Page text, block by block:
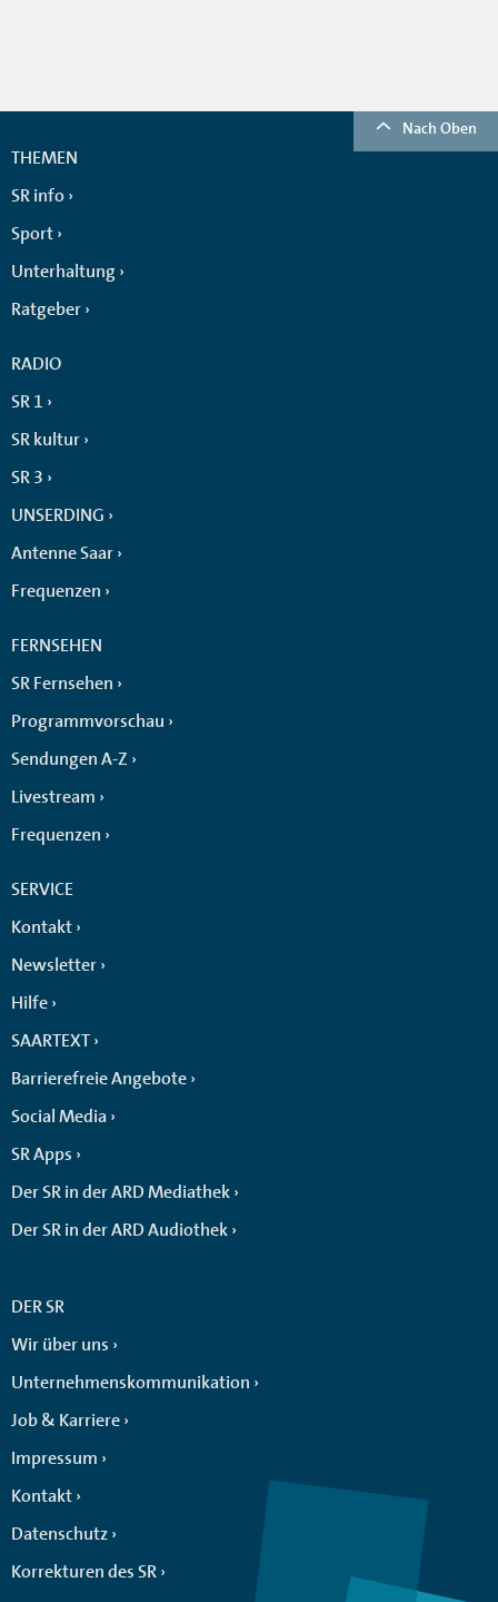
Nach Oben
THEMEN
SR info
Sport
Unterhaltung
Ratgeber
RADIO
SR 1
SR kultur
SR 3
UNSERDING
Antenne Saar
Frequenzen
FERNSEHEN
SR Fernsehen
Programmvorschau
Sendungen A-Z
Livestream
Frequenzen
SERVICE
Kontakt
Newsletter
Hilfe
SAARTEXT
Barrierefreie Angebote
Social Media
SR Apps
Der SR in der ARD Mediathek
Der SR in der ARD Audiothek
DER SR
Wir über uns
Unternehmenskommunikation
Job & Karriere
Impressum
Kontakt
Datenschutz
Korrekturen des SR